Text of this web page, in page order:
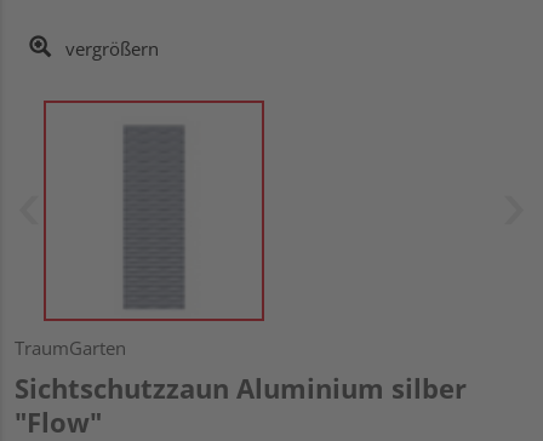
vergrößern
TraumGarten
Sichtschutzzaun Aluminium silber
"Flow"